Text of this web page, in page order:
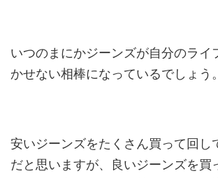
いつのまにかジーンズが自分のライ
かせない相棒になっているでしょう。
安いジーンズをたくさん買って回し
だと思いますが、良いジーンズを買